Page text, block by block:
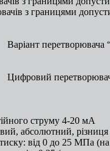
з границями
Варіант перетворювача
Цифровий
струму 4-20 мА
абсолютний, різниця
від 0 до 25 МПа